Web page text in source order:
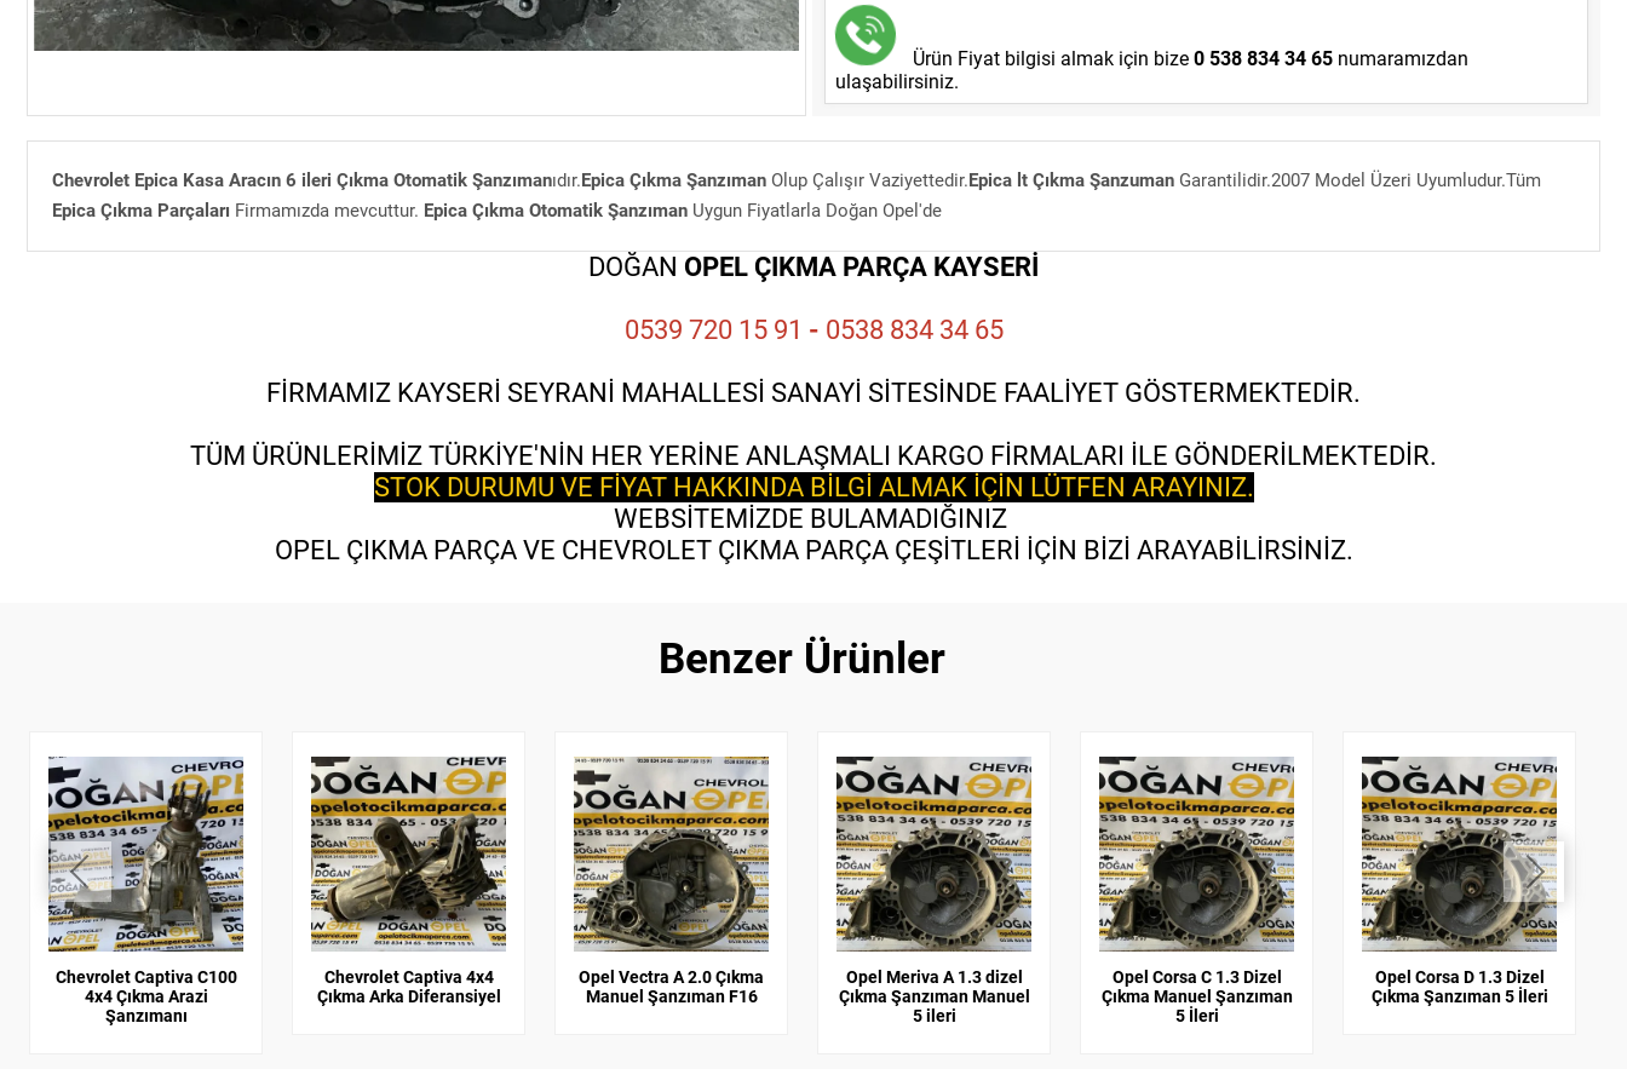
Ürün Fiyat bilgisi almak için bize 0 538 834 34 65numaramızdan
ulaşabilirsiniz.
Chevrolet Epica Kasa Aracın 6 ileri Çıkma Otomatik Şanzımanıdır. Epica Çıkma Şanzıman Olup Çalışır Vaziyettedir. Epica lt Çıkma Şanzuman Garantilidir.2007 Model Üzeri Uyumludur.Tüm
Epica Çıkma Parçaları Firmamızda mevcuttur. Epica Çıkma Otomatik Şanzıman Uygun Fiyatlarla Doğan Opel'de
DOĞAN OPEL ÇIKMA PARÇA KAYSERİ
0539 720 15 91 - 0538 834 34 65
FİRMAMIZ KAYSERİ SEYRANİ MAHALLESİ SANAYİ SİTESİNDE FAALİYET GÖSTERMEKTEDİR.
TÜM ÜRÜNLERİMİZ TÜRKİYE'NİN HER YERİNE ANLAŞMALI KARGO FİRMALARI İLE GÖNDERİLMEKTEDİR.
STOK DURUMU VE FİYAT HAKKINDA BİLGİ ALMAK İÇİN LÜTFEN ARAYINIZ.
WEBSİTEMİZDE BULAMADIĞINIZ
OPEL ÇIKMA PARÇA VE CHEVROLET ÇIKMA PARÇA ÇEŞİTLERİ İÇİN BİZİ ARAYABİLİRSİNİZ.
Benzer Ürünler
Chevrolet Captiva C100
4x4 Çıkma Arazi
Şanzımanı
Chevrolet Captiva 4x4
Çıkma Arka Diferansiyel
Opel Vectra A 2.0 Çıkma
Manuel Şanzıman F16
Opel Meriva A 1.3 dizel
Çıkma Şanzıman Manuel
5 ileri
Opel Corsa C 1.3 Dizel
Çıkma Manuel Şanzıman
5 İleri
Opel Corsa D 1.3 Dizel
Çıkma Şanzıman 5 İleri